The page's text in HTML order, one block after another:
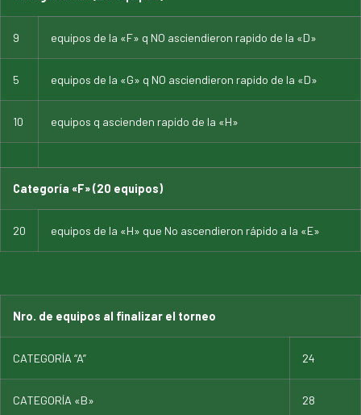
9 equipos de la «F» q NO asciendieron rapido de la «D»
5 equipos de la «G» q NO asciendieron rapido de la «D»
10 equipos q ascienden rapido de la «H»
Categoría «F» (20 equipos)
20 equipos de la «H» que No ascendieron rápido a la «E»
Nro. de equipos al finalizar el torneo
CATEGORÍA “A” 24
CATEGORÍA «B» 28